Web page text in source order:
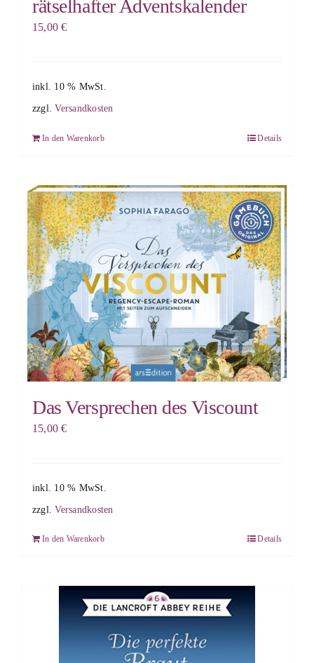
rätselhafter Adventskalender
15,00€
inkl. 10 % MwSt.
zzgl.Versandkosten
In den Warenkorb Details
Das Versprechen des Viscount
15,00€
inkl. 10 % MwSt.
zzgl.Versandkosten
In den Warenkorb Details